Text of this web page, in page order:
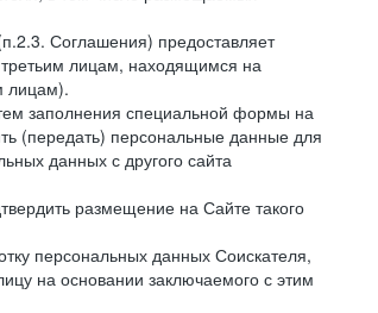
Соглашения) предоставляет
лицам, находящимся на
лицам).
заполнения специальной формы на
(передать) персональные данные для
данных с другого сайта
размещение на Сайте такого
персональных данных Соискателя,
на основании заключаемого с этим